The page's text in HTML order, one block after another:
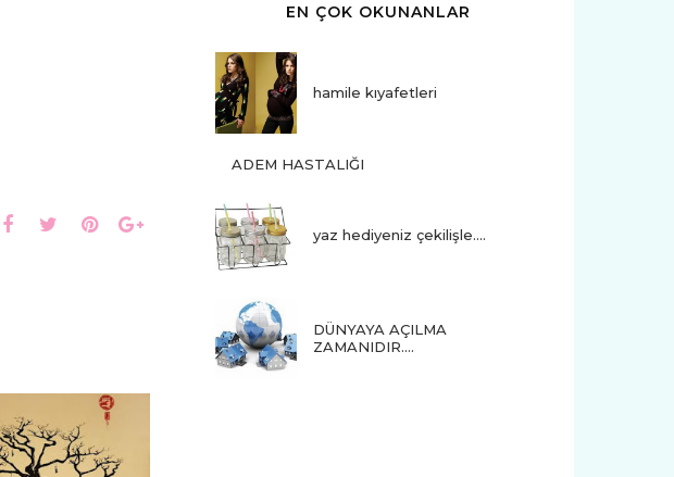
EN ÇOK OKUNANLAR
hamile kıyafetleri
ADEM HASTALIĞI
yaz hediyeniz çekilişle....
DÜNYAYA AÇILMA
ZAMANIDIR….